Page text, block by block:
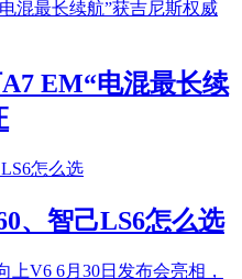
EM“电混最长续
、智己LS6怎么选